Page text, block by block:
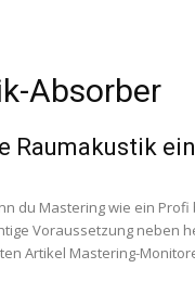
Absorber
Raumakustik
du Mastering wie ein
Voraussetzung neben
Artikel Mastering-